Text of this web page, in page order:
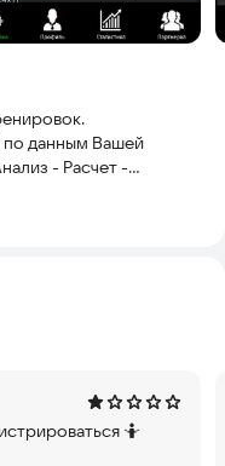
по данным Вашей
- Расчет -
нагрузки;
программы;
групп;
🤷